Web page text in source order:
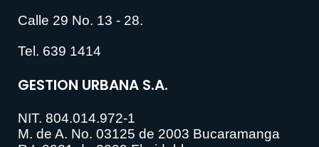
Calle 29 No. 13 - 28.
Tel. 639 1414
GESTION URBANA S.A.
NIT. 804.014.972-1
M. de A. No. 03125 de 2003 Bucaramanga